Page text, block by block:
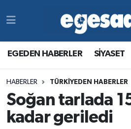
EGEDEN HABERLER SİYASET
HABERLER TÜRKİYEDEN HABERLER
Soğan tarlada
kadar geriledi
MAGAZİN
YAŞAM
Tüm Manşetler